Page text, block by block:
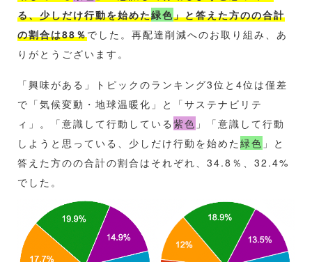
る、少しだけ行動を始めた緑色」と答えた方のの合計
の割合は88％でした。再配達削減へのお取り組み、あ
りがとうございます。
「興味がある」トピックのランキング3位と4位は僅差
で「気候変動・地球温暖化」と「サステナビリテ
ィ」。「意識して行動している 紫色 」「意識して行動
しようと思っている、少しだけ行動を始めた 緑色 」と
答えた方のの合計の割合はそれぞれ、34.8％、32.4%
でした。